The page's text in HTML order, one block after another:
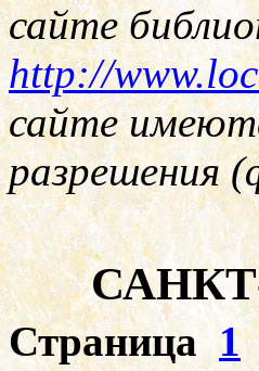
сайте
http://
сайте
разрешения
Страница 1